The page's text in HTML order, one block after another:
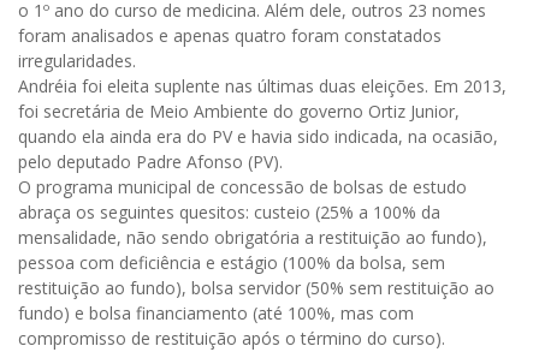
o 1º ano do curso de medicina. Além dele, outros 23 nomes
foram analisados e apenas quatro foram constatados
irregularidades.
Andréia foi eleita suplente nas últimas duas eleições. Em 2013,
foi secretária de Meio Ambiente do governo Ortiz Junior,
quando ela ainda era do PV e havia sido indicada, na ocasião,
pelo deputado Padre Afonso (PV).
O programa municipal de concessão de bolsas de estudo
abraça os seguintes quesitos: custeio (25% a 100% da
mensalidade, não sendo obrigatória a restituição ao fundo),
pessoa com deficiência e estágio (100% da bolsa, sem
restituição ao fundo), bolsa servidor (50% sem restituição ao
fundo) e bolsa financiamento (até 100%, mas com
compromisso de restituição após o término do curso).